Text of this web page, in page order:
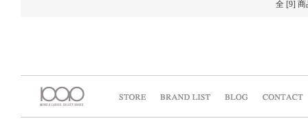
全 [9] 商